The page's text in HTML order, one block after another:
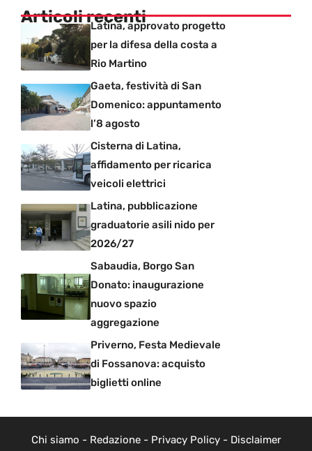
Articoli recentiLatina, approvato progetto
per la difesa della costa a
Rio Martino
Gaeta, festività di San
Domenico: appuntamento
l’8 agosto
Cisterna di Latina,
affidamento per ricarica
veicoli elettrici
Latina, pubblicazione
graduatorie asili nido per
2026/27
Sabaudia, Borgo San
Donato: inaugurazione
nuovo spazio
aggregazione
Priverno, Festa Medievale
di Fossanova: acquisto
biglietti online
Chi siamo - Redazione- Privacy Policy- Disclaimer